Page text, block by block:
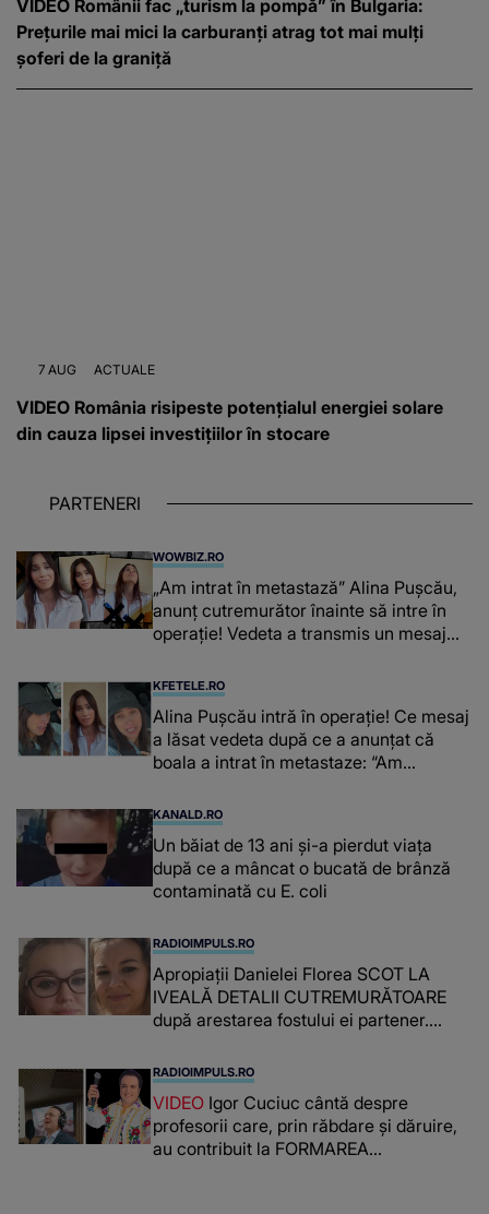
VIDEO Românii fac „turism la pompă” în Bulgaria:
Prețurile mai mici la carburanți atrag tot mai mulți
șoferi de la graniță
7 AUG ACTUALE
VIDEO România risipeste potențialul energiei solare
din cauza lipsei investițiilor în stocare
PARTENERI
WOWBIZ.RO
„Am intrat în metastază” Alina Pușcău,
anunț cutremurător înainte să intre în
operație! Vedeta a transmis un mesaj
KFETELE.RO
Alina Pușcău intră în operație! Ce mesaj
a lăsat vedeta după ce a anunțat că
boala a intrat în metastaze: “Am
KANALD.RO
Un băiat de 13 ani și-a pierdut viața
după ce a mâncat o bucată de brânză
contaminată cu E. coli
RADIOIMPULS.RO
Apropiații Danielei Florea SCOT LA
IVEALĂ DETALII CUTREMURĂTOARE
după arestarea fostului ei partener.
românca ucisă în Italia și ascunsă în
lada unui pat: " Îmi pare rău că nu am
reușit să fac mai mult pentru ea și..."
RADIOIMPULS.RO
VIDEO Igor Cuciuc cântă despre
profesorii care, prin răbdare și dăruire,
au contribuit la FORMAREA